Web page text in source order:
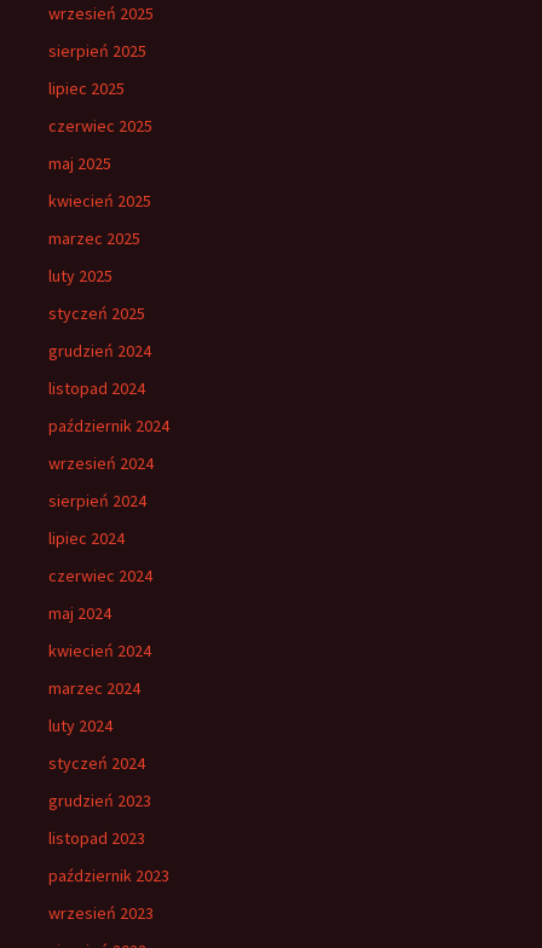
wrzesień 2025
sierpień 2025
lipiec 2025
czerwiec 2025
maj 2025
kwiecień 2025
marzec 2025
luty 2025
styczeń 2025
grudzień 2024
listopad 2024
październik 2024
wrzesień 2024
sierpień 2024
lipiec 2024
czerwiec 2024
maj 2024
kwiecień 2024
marzec 2024
luty 2024
styczeń 2024
grudzień 2023
listopad 2023
październik 2023
wrzesień 2023